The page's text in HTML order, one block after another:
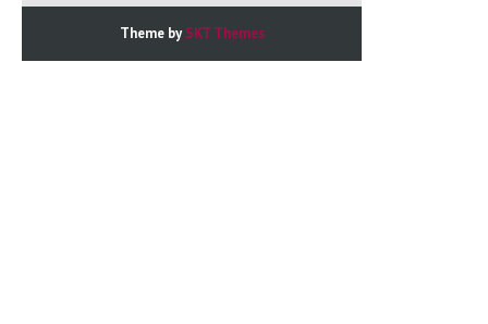
Theme bySKT Themes